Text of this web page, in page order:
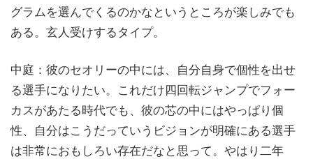
グラムを選んでくるのかなというところが楽しみでも
ある。玄人受けするタイプ。
中庭：彼のセオリーの中には、自分自身で個性を出せ
る選手になりたい。これだけ四回転ジャンプでフォー
カスがあたる時代でも、彼の芯の中にはやっぱり個
性、自分はこうだっていうビジョンが明確にある選手
は非常におもしろい存在だなと思って。やはり二年